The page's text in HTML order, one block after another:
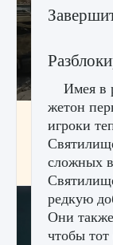
Как
Force Hawk
9 августа 2024
Имея в
жетон
игроки
сложных
редкую
Они
чтобы